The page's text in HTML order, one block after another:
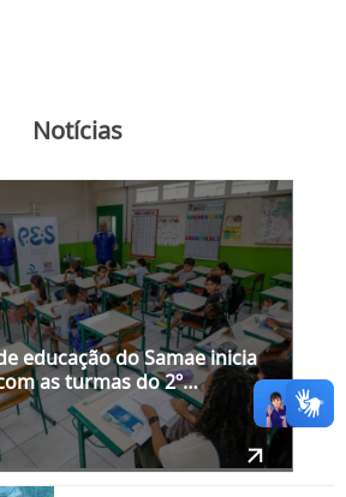
Notícias
educação do Samae inicia
as turmas do 2º
quinta-feira, dia 6